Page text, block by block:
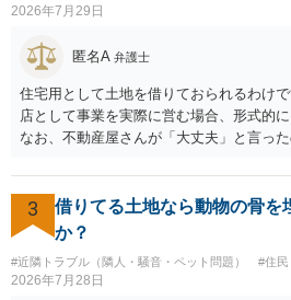
いのであれば、委任については無償で委
2026年7月29日
匿名A 弁護士
住宅用として土地を借りておられるわけ
店として事業を実際に営む場合、形式的
なお、不動産屋さんが「大丈夫」と言っ
れますが、これは法的な保証ではありま
れるかどうかについては信頼関係が破壊
すので、建物を事務所・店舗用に大きく
り、リスクはそれほど大きくないかもし
大家さんが契約違反を口実に、将来の更
したり、立ち退きを迫る材料に使ったり
3
借りてる土地なら動物の骨を
か？
#近隣トラブル（隣人・騒音・ペット問題） #住民
2026年7月28日